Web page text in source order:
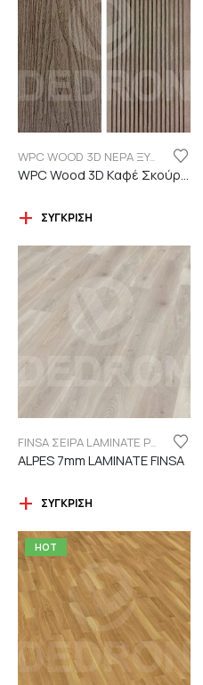
WPC WOOD 3D ΝΕΡΑ ΞΥΛΟΥ
ΣΎΓΚΡΙΣΗ
FINSA ΣΕΙΡΑ LAMINATE PUREFLOOR 7MM
ALPES 7mm LAMINATE FINSA
ΣΎΓΚΡΙΣΗ
HOT